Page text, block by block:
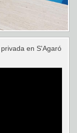
en S'Agaró